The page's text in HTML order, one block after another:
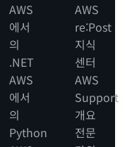
AWS
에서
의
.NET
AWS
에서
의
Python
AWS
re:Post
지식
센터
AWS
Support
개요
전문